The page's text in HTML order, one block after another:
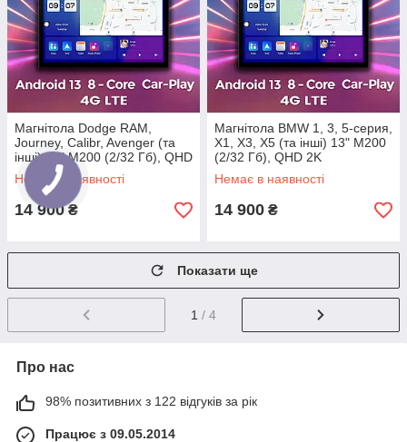
Магнітола Dodge RAM,
Journey, Calibr, Avenger (та
інші) 13" M200 (2/32 Гб), QHD
2K (1920x1200) QLED, 4G +
CarPlay
Немає в наявності
14 900₴
Магнітола BMW 1, 3, 5-серия,
X1, X3, X5 (та інші) 13" M200
(2/32 Гб), QHD 2K
(1920x1200) QLED, 4G +
CarPlay
Немає в наявності
14 900 ₴
Показати ще
1 / 4
Про нас
98% позитивних з 122 відгуків за рік
Працює з 09.05.2014